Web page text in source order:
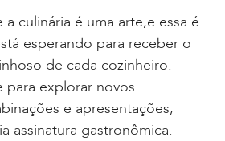
culinária é uma arte,e essa é
esperando para receber o
de cada cozinheiro.
para explorar novos
e apresentações,
assinatura gastronômica.